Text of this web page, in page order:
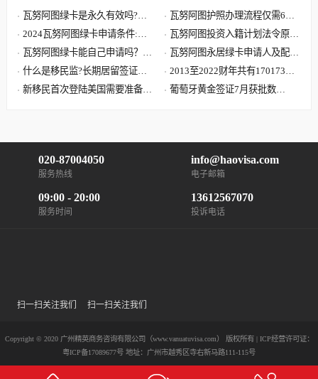
瓦努阿图绿卡是永久有效吗?瓦
努阿图绿卡有效期是多久?
瓦努阿图护照办理流程仅需6步,
快至30天获批 60天收到原件
2024瓦努阿图绿卡申请条件:单
人8000美元 7天获批三周拿卡
瓦努阿图投资入籍计划法令原文
解读,主申请人捐献8万美元起
瓦努阿图绿卡能自己申请吗？答
案可能要让您失望了
瓦努阿图永居绿卡申请人及配偶
子女需要提供资料最全清单
什么是移民监?长期居留签证和
永久居留签证有什么区别?
2013至2022财年共有170173位
中国大陆申请人移民美国
新移民首次登陆美国需要准备哪
葡萄牙黄金签证7月获批数
020-87004050
服务热线
info@haovisa.com
电子邮箱
09:00 - 20:00
服务时间
13612567070
投诉电话
扫一扫关注我们 扫一扫关注我们
Copyright © 2020 广州精英商务咨询有限公司（www.vanuatuvisa.com） 版权所有 | ICP经营许可证：
粤ICP备17089677号 地址：广州市越秀区寺右新马路111-115号